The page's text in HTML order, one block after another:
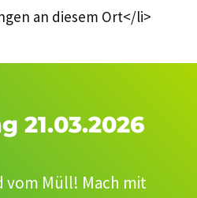
an diesem Ort</li>
21.03.2026
vom Müll! Mach mit